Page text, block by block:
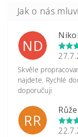
ND
Skvěle
najdete. Rychlé
doporučuji
RR